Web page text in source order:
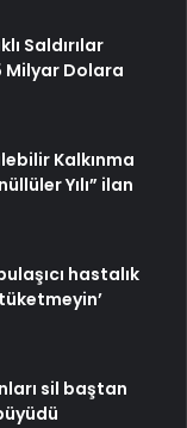
Saldırılar
Milyar Dolara
Kalkınma
Yılı” ilan
hastalık
sil baştan